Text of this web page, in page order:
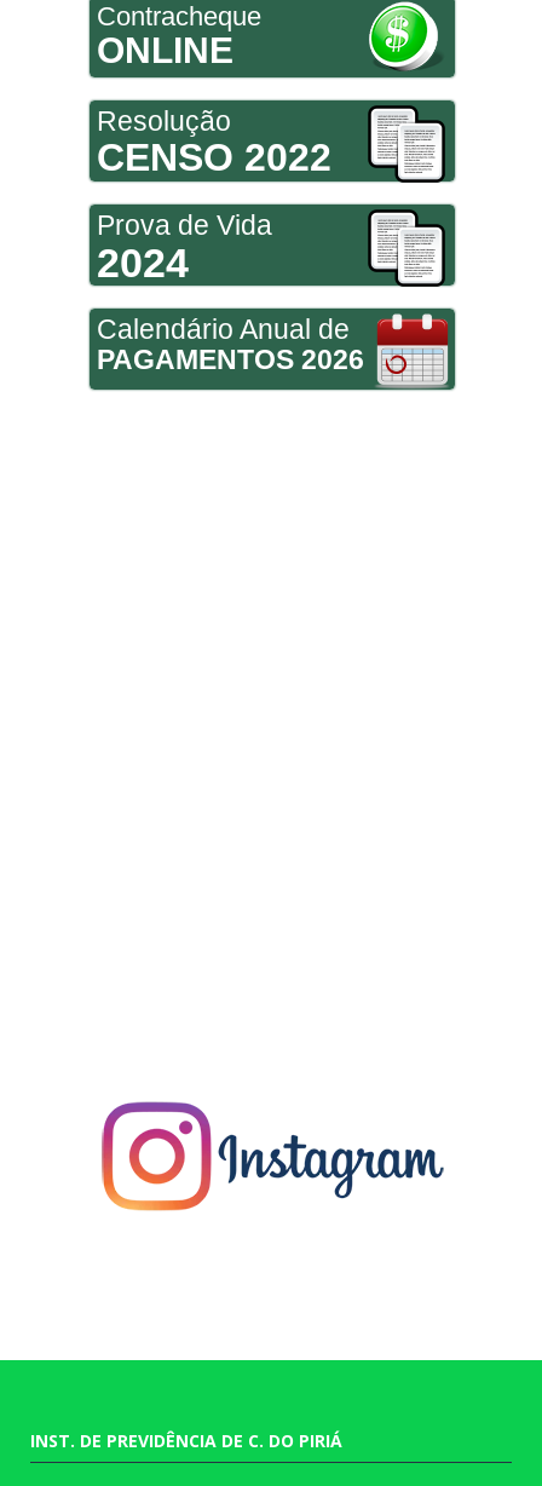
Contracheque
ONLINE
Resolução
CENSO 2022
Prova de Vida
2024
Calendário Anual de
PAGAMENTOS 2026
INST. DE PREVIDÊNCIA DE C. DO PIRIÁ